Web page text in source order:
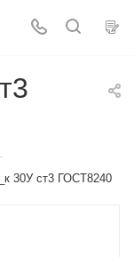
30У ст3 ГОСТ8240